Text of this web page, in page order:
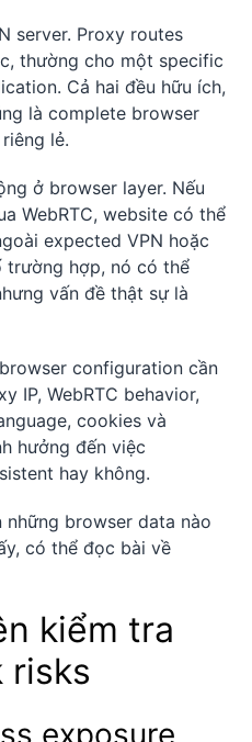
server. Proxy routes
thường cho một specific
Cả hai đều hữu ích,
là complete browser
lẻ.
ở browser layer. Nếu
WebRTC, website có thể
expected VPN hoặc
trường hợp, nó có thể
vấn đề thật sự là
configuration cần
IP, WebRTC behavior,
cookies và
hưởng đến việc
hay không.
những browser data nào
có thể đọc bài về
kiểm tra
risks